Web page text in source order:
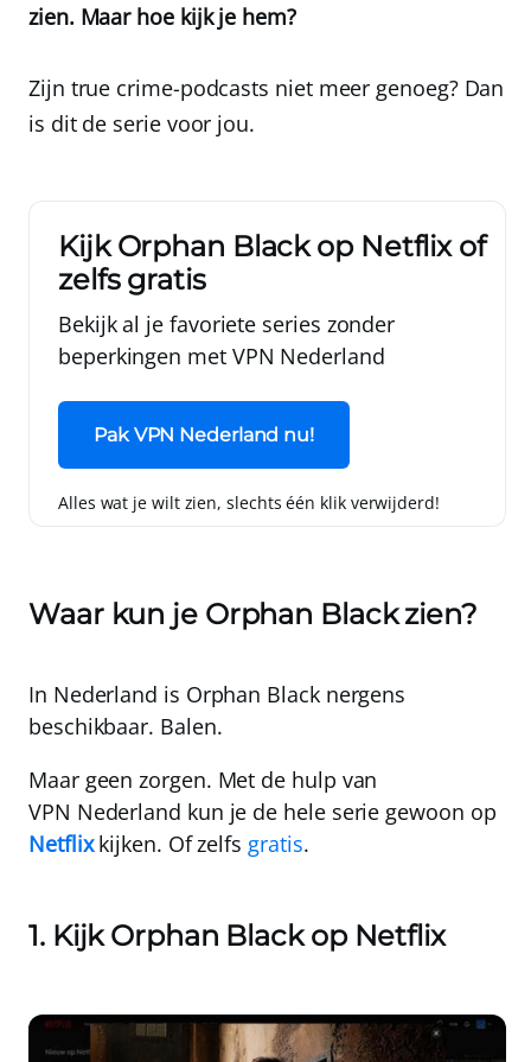
zien. Maar hoe kijk je hem?
Zijn true crime-podcasts niet meer genoeg? Dan
is dit de serie voor jou.
Kijk Orphan Black op Netflix of
zelfs gratis
Bekijk al je favoriete series zonder
beperkingen met VPN Nederland
Pak VPN Nederland nu!
Alles wat je wilt zien, slechts één klik verwijderd!
Waar kun je Orphan Black zien?
In Nederland is Orphan Black nergens
beschikbaar. Balen.
Maar geen zorgen. Met de hulp van
VPN Nederland kun je de hele serie gewoon op
Netflixkijken. Of zelfs gratis.
1. Kijk Orphan Black op Netflix